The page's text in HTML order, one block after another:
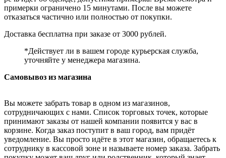
примерки ограничено 15 минутами. После вы можете
отказаться частично или полностью от покупки.
Доставка бесплатна при заказе от 3000 рублей.
*Действует ли в вашем городе курьерская служба,
уточняйте у менеджера магазина.
Самовывоз из магазина
Вы можете забрать товар в одном из магазинов,
сотрудничающих с нами. Список торговых точек, которые
принимают заказы от нашей компании появится у вас в
корзине. Когда заказ поступит в ваш город, вам придёт
уведомление. Вы просто идёте в этот магазин, обращаетесь к
сотруднику в кассовой зоне и называете номер заказа. Забрать